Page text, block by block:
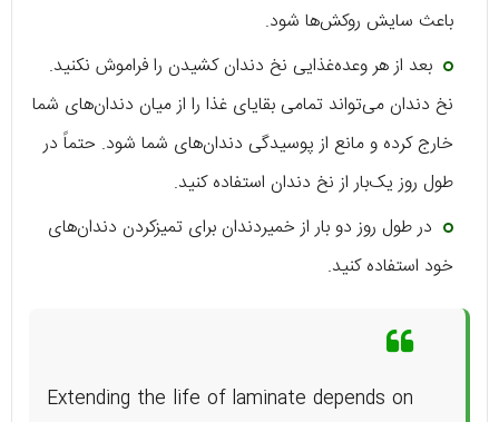
باعث سایش روکش‌ها شود.
بعد از هر وعده‌غذایی نخ دندان کشیدن را فراموش نکنید.
نخ دندان می‌تواند تمامی بقایای غذا را از میان دندان‌های شما
خارج کرده و مانع از پوسیدگی دندان‌های شما شود. حتماً در
طول روز یک‌بار از نخ دندان استفاده کنید.
در طول روز دو بار از خمیردندان برای تمیزکردن دندان‌های
خود استفاده کنید.
Extending the life of laminate depends on